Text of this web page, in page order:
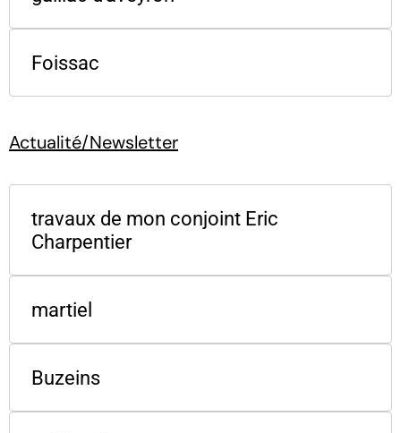
Foissac
Actualité/Newsletter
travaux de mon conjoint Eric
Charpentier
martiel
Buzeins